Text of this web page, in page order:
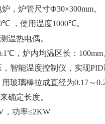
炉，炉管尺寸Ф30×300mm。
℃ ，使用温度1000℃。
温热电偶。
1℃，炉内均温区长： 100mm
，智能温度控制仪，实现PID
用玻璃棒拉成直径为0.17～
确定长度。
，功率≤2KW